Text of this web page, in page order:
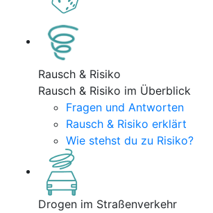
Rausch & Risiko
Rausch & Risiko im Überblick
Fragen und Antworten
Rausch & Risiko erklärt
Wie stehst du zu Risiko?
Drogen im Straßenverkehr